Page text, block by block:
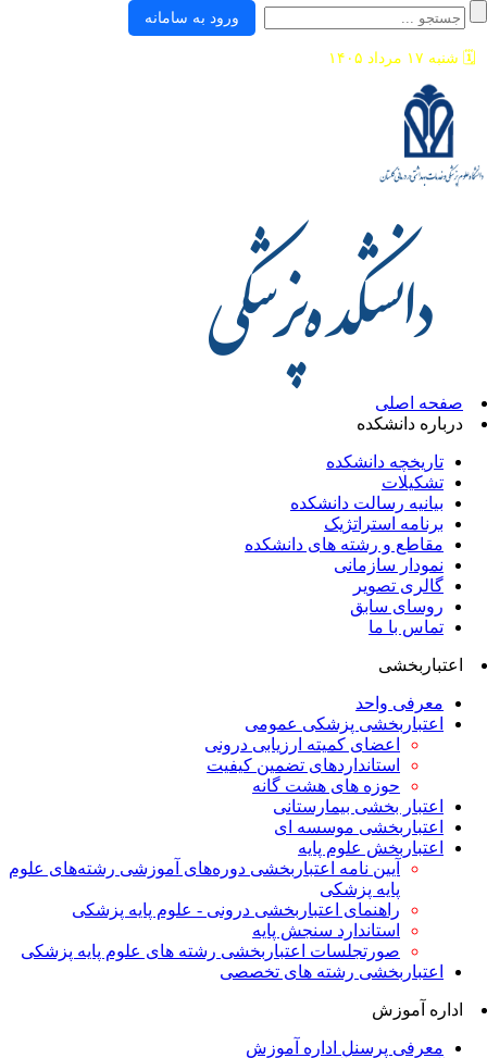
ورود به سامانه
🗓️شنبه ۱۷ مرداد ۱۴۰۵
صفحه اصلی
درباره دانشکده
تاریخچه دانشکده
تشکیلات
بیانیه رسالت دانشکده
برنامه استراتژیک
مقاطع و رشته های دانشکده
نمودار سازمانی
گالری تصویر
روسای سابق
تماس با ما
اعتباربخشی
معرفی واحد
اعتباربخشی پزشکی عمومی
اعضای کمیته ارزیابی درونی
استانداردهای تضمین کیفیت
حوزه های هشت گانه
اعتبار بخشی بیمارستانی
اعتباربخشی موسسه ای
اعتباربخش علوم پایه
آیین نامه اعتباربخشی دوره‌های آموزشی رشته‌های علوم
پایه پزشکی
راهنمای اعتباربخشی درونی - علوم پایه پزشکی
استاندارد سنجش پایه
صورتجلسات اعتباربخشی رشته های علوم پایه پزشکی
اعتباربخشی رشته های تخصصی
اداره آموزش
معرفی پرسنل اداره آموزش